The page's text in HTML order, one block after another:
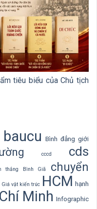
tiêu biểu của Chủ tịch
baucu Bình đẳng giới
cccd cds
thắng Bình Giã
chuyển
Giá vật kiến trúc HCM hạnh
Minh Infographic